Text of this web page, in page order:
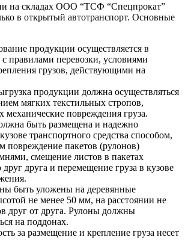
на складах ООО “ТСФ “Спецпрокат”
в открытый автотранспорт. Основные
продукции осуществляется в
с правилами перевозки, условиями
грузов, действующими на
продукции должна осуществляться
мягких текстильных стропов,
повреждения груза.
быть размещена и надежно
транспортного средства способом,
пакетов (рулонов)
смещение листов в пакетах
друг друга и перемещение груза в кузове
быть уложены на деревянные
не менее 50 мм, на расстоянии не
друг от друга. Рулоны должны
на поддонах.
за размещение и крепление груза несет